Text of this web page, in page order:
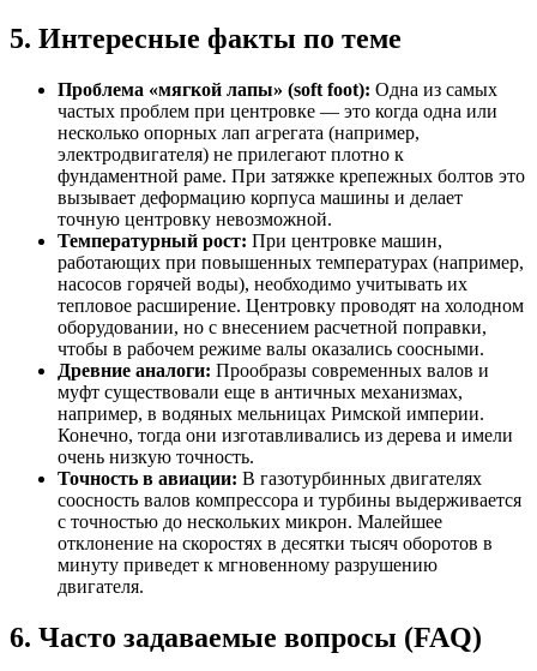
5. Интересные факты по теме
Проблема «мягкой лапы» (soft foot): Одна из самых
частых проблем при центровке — это когда одна или
несколько опорных лап агрегата (например,
электродвигателя) не прилегают плотно к
фундаментной раме. При затяжке крепежных болтов это
вызывает деформацию корпуса машины и делает
точную центровку невозможной.
Температурный рост: При центровке машин,
работающих при повышенных температурах (например,
насосов горячей воды), необходимо учитывать их
тепловое расширение. Центровку проводят на холодном
оборудовании, но с внесением расчетной поправки,
чтобы в рабочем режиме валы оказались соосными.
Древние аналоги: Прообразы современных валов и
муфт существовали еще в античных механизмах,
например, в водяных мельницах Римской империи.
Конечно, тогда они изготавливались из дерева и имели
очень низкую точность.
Точность в авиации: В газотурбинных двигателях
соосность валов компрессора и турбины выдерживается
с точностью до нескольких микрон. Малейшее
отклонение на скоростях в десятки тысяч оборотов в
минуту приведет к мгновенному разрушению
двигателя.
6. Часто задаваемые вопросы (FAQ)